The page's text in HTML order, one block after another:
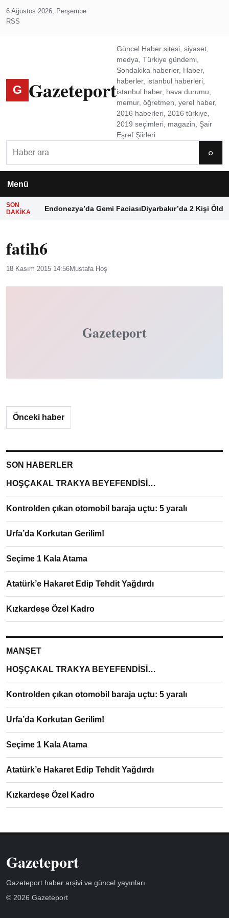
6 Ağustos 2026, Perşembe
RSS
G Gazeteport
Güncel Haber sitesi, siyaset,
medya, Türkiye gündemi,
Sondakika haberler, Haber,
haberler, istanbul haberleri,
istanbul haber, hava durumu,
memur, öğretmen, yerel haber,
2016 haberleri, 2016 türkiye,
2019 seçimleri, magazin, Şair
Eşref Şiirleri
⌕
Menü
SON
DAKIKA
Endonezya’da Gemi FaciasıDiyarbakır’da 2 Kişi Öldü
fatih6
18 Kasım 2015 14:56Mustafa Hoş
Gazeteport
Önceki haber
SON HABERLER
HOŞÇAKAL TRAKYA BEYEFENDİSİ…
Kontrolden çıkan otomobil baraja uçtu: 5 yaralı
Urfa’da Korkutan Gerilim!
Seçime 1 Kala Atama
Atatürk’e Hakaret Edip Tehdit Yağdırdı
Kızkardeşe Özel Kadro
MANŞET
HOŞÇAKAL TRAKYA BEYEFENDİSİ…
Kontrolden çıkan otomobil baraja uçtu: 5 yaralı
Urfa’da Korkutan Gerilim!
Seçime 1 Kala Atama
Atatürk’e Hakaret Edip Tehdit Yağdırdı
Kızkardeşe Özel Kadro
Gazeteport
Gazeteport haber arşivi ve güncel yayınları.
© 2026 Gazeteport